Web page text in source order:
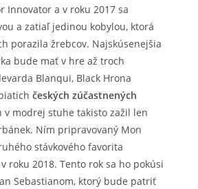
Innovator a v roku 2017 sa
a zatiaľ jedinou kobylou, ktorá
porazila žrebcov. Najskúsenejšia
bude mať v hre až troch
Blanqui, Black Hrona
českých zúčastnených
v modrej stuhe takisto zažil len
Ním pripravovaný Mon
stávkového favorita
roku 2018. Tento rok sa ho pokúsi
Sebastianom, ktorý bude patriť